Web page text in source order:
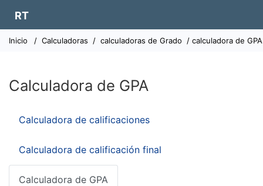
RT
Inicio / Calculadoras / calculadoras de Grado / calculadora de GPA
Calculadora de GPA
Calculadora de calificaciones
Calculadora de calificación final
Calculadora de GPA